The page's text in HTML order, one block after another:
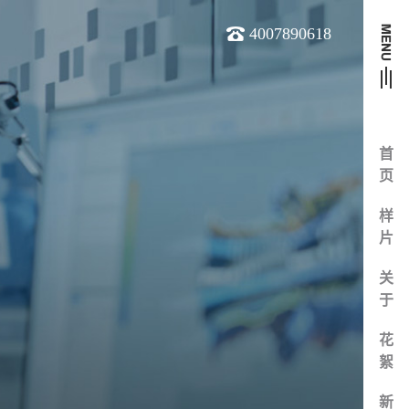
首
页
样
片
关
于
花
絮
新
4007890618